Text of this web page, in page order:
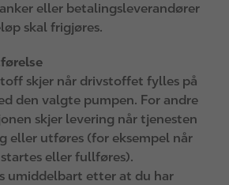
eller betalingsleverandører
skal frigjøres.
skjer når drivstoffet fylles på
den valgte pumpen. For andre
skjer levering når tjenesten
eller utføres (for eksempel når
eller fullføres).
umiddelbart etter at du har